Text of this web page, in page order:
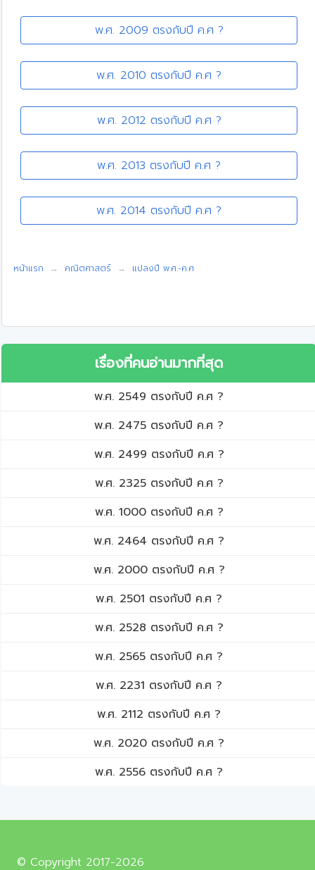
พ.ศ. 2009 ตรงกับปี ค.ศ ?
พ.ศ. 2010 ตรงกับปี ค.ศ ?
พ.ศ. 2012 ตรงกับปี ค.ศ ?
พ.ศ. 2013 ตรงกับปี ค.ศ ?
พ.ศ. 2014 ตรงกับปี ค.ศ ?
หน้าแรก คณิตศาสตร์ แปลงปี พ.ศ.-ค.ศ
เรื่องที่คนอ่านมากที่สุด
พ.ศ. 2549 ตรงกับปี ค.ศ ?
พ.ศ. 2475 ตรงกับปี ค.ศ ?
พ.ศ. 2499 ตรงกับปี ค.ศ ?
พ.ศ. 2325 ตรงกับปี ค.ศ ?
พ.ศ. 1000 ตรงกับปี ค.ศ ?
พ.ศ. 2464 ตรงกับปี ค.ศ ?
พ.ศ. 2000 ตรงกับปี ค.ศ ?
พ.ศ. 2501 ตรงกับปี ค.ศ ?
พ.ศ. 2528 ตรงกับปี ค.ศ ?
พ.ศ. 2565 ตรงกับปี ค.ศ ?
พ.ศ. 2231 ตรงกับปี ค.ศ ?
พ.ศ. 2112 ตรงกับปี ค.ศ ?
พ.ศ. 2020 ตรงกับปี ค.ศ ?
พ.ศ. 2556 ตรงกับปี ค.ศ ?
© Copyright 2017-2026